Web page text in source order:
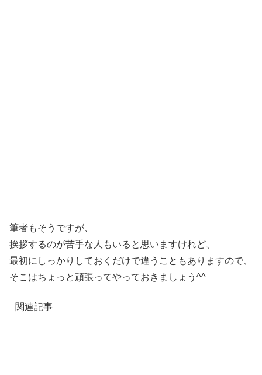
筆者もそうですが、
挨拶するのが苦手な人もいると思いますけれど、
最初にしっかりしておくだけで違うこともありますので、
そこはちょっと頑張ってやっておきましょう^^
関連記事